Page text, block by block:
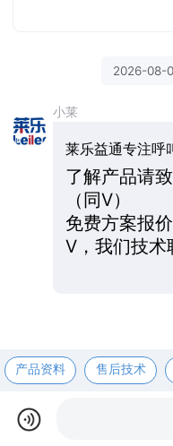
2026-08-
小莱
莱乐益通专注呼
了解产品请
（同V）
免费方案报
V，我们技术
产品资料 售后技术